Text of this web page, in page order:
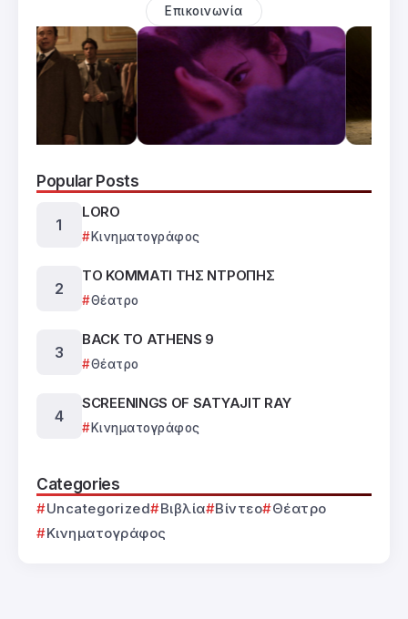
Επικοινωνία
Popular Posts
LORO
Κινηματογράφος
ΤΟ ΚΟΜΜΑΤΙ ΤΗΣ ΝΤΡΟΠΗΣ
Θέατρο
BACK TO ATHENS 9
Θέατρο
SCREENINGS OF SATYAJIT RAY
Κινηματογράφος
Categories
Uncategorized Βιβλία Βίντεο
Θέατρο
Κινηματογράφος